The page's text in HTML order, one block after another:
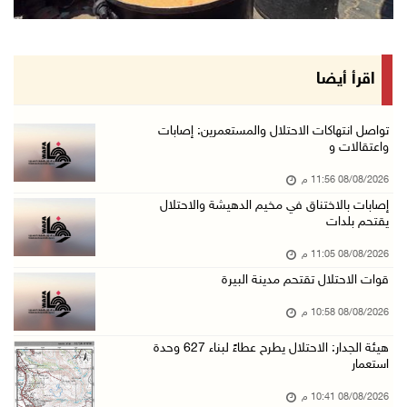
إصابات بالاختناق خلال مواجهات مع الاحتلال في ...
الاحتلال ينصب حواجز طيارة في محيط مخيم طولكرم ...
مستعمرون يهاجمون قرية أبو فلاح
مستعمرون يقتحمون بلدة بيت عور التحتا وقرية جل ...
08/آب/2026 06:39 م
الجامعة العربية الأمريكية تختتم فعاليات تخريج ...
اقرأ أيضا
تواصل انتهاكات الاحتلال والمستعمرين: إصابات
واعتقالات و
08/08/2026 11:56 م
إصابات بالاختناق في مخيم الدهيشة والاحتلال
يقتحم بلدات
08/08/2026 11:05 م
قوات الاحتلال تقتحم مدينة البيرة
08/08/2026 10:58 م
هيئة الجدار: الاحتلال يطرح عطاءً لبناء 627 وحدة
استعمار
08/08/2026 10:41 م